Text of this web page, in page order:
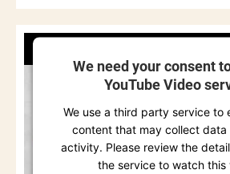
We need your consent
YouTube Video
We use a third party service to
content that may collect data
activity. Please review the
the service to watch this